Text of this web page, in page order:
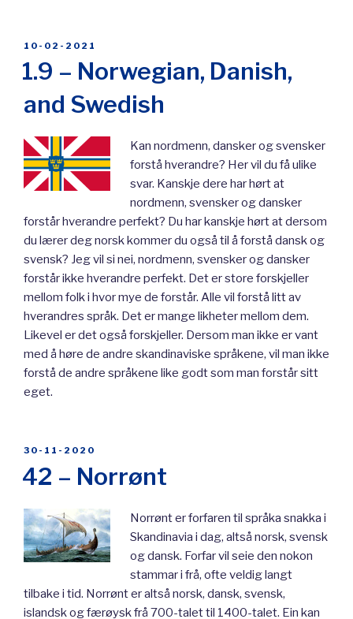
POSTED
10-02-2021
1.9 – Norwegian, Danish,
and Swedish
Kan nordmenn, dansker og svensker
forstå hverandre? Her vil du få ulike
svar. Kanskje dere har hørt at
nordmenn, svensker og dansker
forstår hverandre perfekt? Du har kanskje hørt at dersom
du lærer deg norsk kommer du også til å forstå dansk og
svensk? Jeg vil si nei, nordmenn, svensker og dansker
forstår ikke hverandre perfekt. Det er store forskjeller
mellom folk i hvor mye de forstår. Alle vil forstå litt av
hverandres språk. Det er mange likheter mellom dem.
Likevel er det også forskjeller. Dersom man ikke er vant
med å høre de andre skandinaviske språkene, vil man ikke
forstå de andre språkene like godt som man forstår sitt
eget.
POSTED
30-11-2020
42 – Norrønt
Norrønt er forfaren til språka snakka i
Skandinavia i dag, altså norsk, svensk
og dansk. Forfar vil seie den nokon
stammar i frå, ofte veldig langt
tilbake i tid. Norrønt er altså norsk, dansk, svensk,
islandsk og færøysk frå 700-talet til 1400-talet. Ein kan